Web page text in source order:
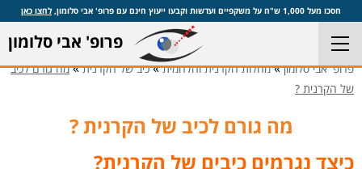
חסכו מעל 1,000 ש"ח על משקפיים ועדשות וקבעו ייעוץ חינם עם פרופ' אבי סלומון, לחצו כאן
פרופ' אבי סלומון
פרופ' אבי סלומון»מחלות הקרנית והלחמית»כיב של הקרנית»מה גורם לכיב
של הקרנית ?
מה גורם לכיב של הקרנית ?
כיצד נגרמים כיבים של הקרנית?